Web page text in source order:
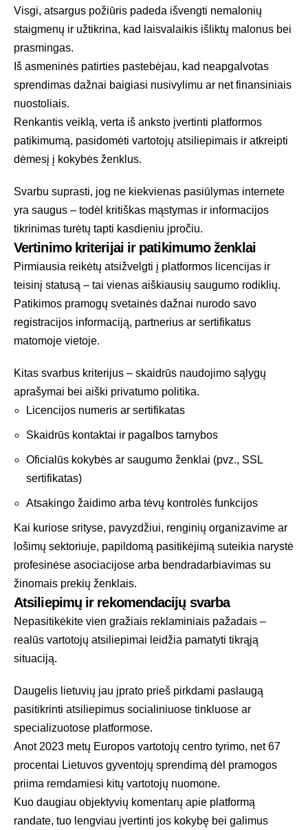
Visgi, atsargus požiūris padeda išvengti nemalonių
staigmenų ir užtikrina, kad laisvalaikis išliktų malonus bei
prasmingas.
Iš asmeninės patirties pastebėjau, kad neapgalvotas
sprendimas dažnai baigiasi nusivylimu ar net finansiniais
nuostoliais.
Renkantis veiklą, verta iš anksto įvertinti platformos
patikimumą, pasidomėti vartotojų atsiliepimais ir atkreipti
dėmesį į kokybės ženklus.
Svarbu suprasti, jog ne kiekvienas pasiūlymas internete
yra saugus – todėl kritiškas mąstymas ir informacijos
tikrinimas turėtų tapti kasdieniu įpročiu.
Vertinimo kriterijai ir patikimumo ženklai
Pirmiausia reikėtų atsižvelgti į platformos licencijas ir
teisinį statusą – tai vienas aiškiausių saugumo rodiklių.
Patikimos pramogų svetainės dažnai nurodo savo
registracijos informaciją, partnerius ar sertifikatus
matomoje vietoje.
Kitas svarbus kriterijus – skaidrūs naudojimo sąlygų
aprašymai bei aiški privatumo politika.
Licencijos numeris ar sertifikatas
Skaidrūs kontaktai ir pagalbos tarnybos
Oficialūs kokybės ar saugumo ženklai (pvz., SSL
sertifikatas)
Atsakingo žaidimo arba tėvų kontrolės funkcijos
Kai kuriose srityse, pavyzdžiui, renginių organizavime ar
lošimų sektoriuje, papildomą pasitikėjimą suteikia narystė
profesinėse asociacijose arba bendradarbiavimas su
žinomais prekių ženklais.
Atsiliepimų ir rekomendacijų svarba
Nepasitikėkite vien gražiais reklaminiais pažadais –
realūs vartotojų atsiliepimai leidžia pamatyti tikrąją
situaciją.
Daugelis lietuvių jau įprato prieš pirkdami paslaugą
pasitikrinti atsiliepimus socialiniuose tinkluose ar
specializuotose platformose.
Anot 2023 metų Europos vartotojų centro tyrimo, net 67
procentai Lietuvos gyventojų sprendimą dėl pramogos
priima remdamiesi kitų vartotojų nuomone.
Kuo daugiau objektyvių komentarų apie platformą
randate, tuo lengviau įvertinti jos kokybę bei galimus